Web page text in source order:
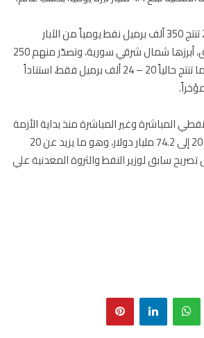
وكانت سورية قبل 2011 تنتج 350 ألف برميل نفط يومياً من الآبار
الموزعة في عدة مناطق، أبرزها شمال شرقي سورية، وتصدّر منهم 250
ألف برميل إلى الخارج، فيما تنتج حالياً 20 – 24 ألف برميل فقط، استناداً
وغير المباشرة منذ بداية الأزمة
وحتى منتصف نيسان 2019 إلى 74.2 مليار دولار، وهو ما يزيد عن 20
سابق لوزير النفط والثروة المعدنية علي